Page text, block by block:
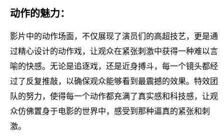
动作的魅力：
影片中的动作场面，不仅展现了演员们的高超技艺，更是通
过精心设计的动作戏，让观众在紧张刺激中获得一种难以言
喻的快感。无论是追逐戏，还是近身搏斗，每一个镜头都经
过了反复推敲，以确保观众能够看到最震撼的效果。特效团
队的努力，使得每一个动作都充满了真实感和科技感，让观
众仿佛置身于电影的世界中，感受到那种逼真的紧张和刺
激。